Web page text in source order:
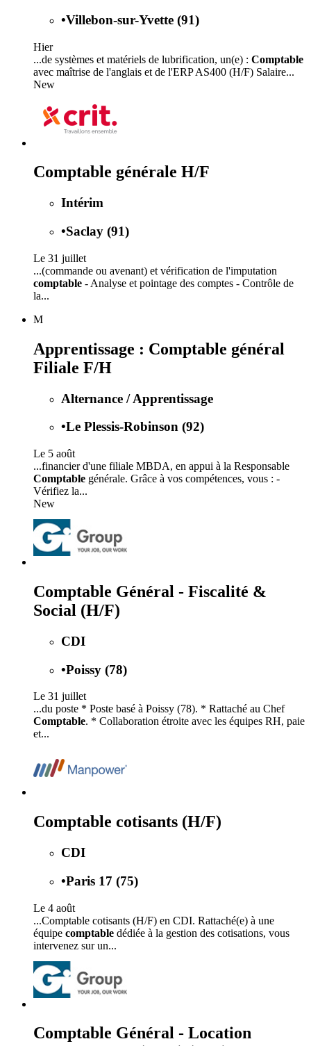
•Villebon-sur-Yvette (91)
Hier
...de systèmes et matériels de lubrification, un(e) : Comptable
avec maîtrise de l'anglais et de l'ERP AS400 (H/F) Salaire...
New
Comptable générale H/F
Intérim
•Saclay (91)
Le 31 juillet
...(commande ou avenant) et vérification de l'imputation
comptable - Analyse et pointage des comptes - Contrôle de
la...
M
Apprentissage : Comptable général
Filiale F/H
Alternance / Apprentissage
•Le Plessis-Robinson (92)
Le 5 août
...financier d'une filiale MBDA, en appui à la Responsable
Comptable générale. Grâce à vos compétences, vous : -
Vérifiez la...
New
Comptable Général - Fiscalité &
Social (H/F)
CDI
•Poissy (78)
Le 31 juillet
...du poste * Poste basé à Poissy (78). * Rattaché au Chef
Comptable. * Collaboration étroite avec les équipes RH, paie
et...
Comptable cotisants (H/F)
CDI
•Paris 17 (75)
Le 4 août
...Comptable cotisants (H/F) en CDI. Rattaché(e) à une
équipe comptable dédiée à la gestion des cotisations, vous
intervenez sur un...
Comptable Général - Location